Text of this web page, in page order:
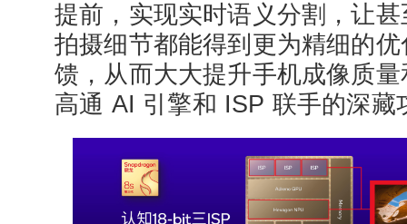
提前，实现实时语义分割，让
拍摄细节都能得到更为精细的
馈，从而大大提升手机成像质
高通 AI 引擎和 ISP 联手的深藏